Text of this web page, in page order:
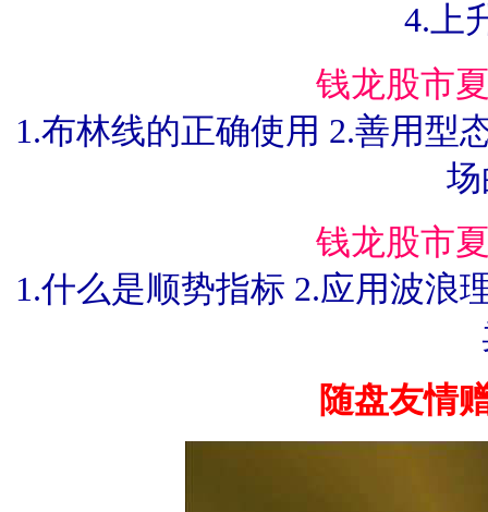
4.上
钱龙股市
1.布林线的正确使用 2.善用型
钱龙股市
1.什么是顺势指标 2.应用波浪
随盘友情